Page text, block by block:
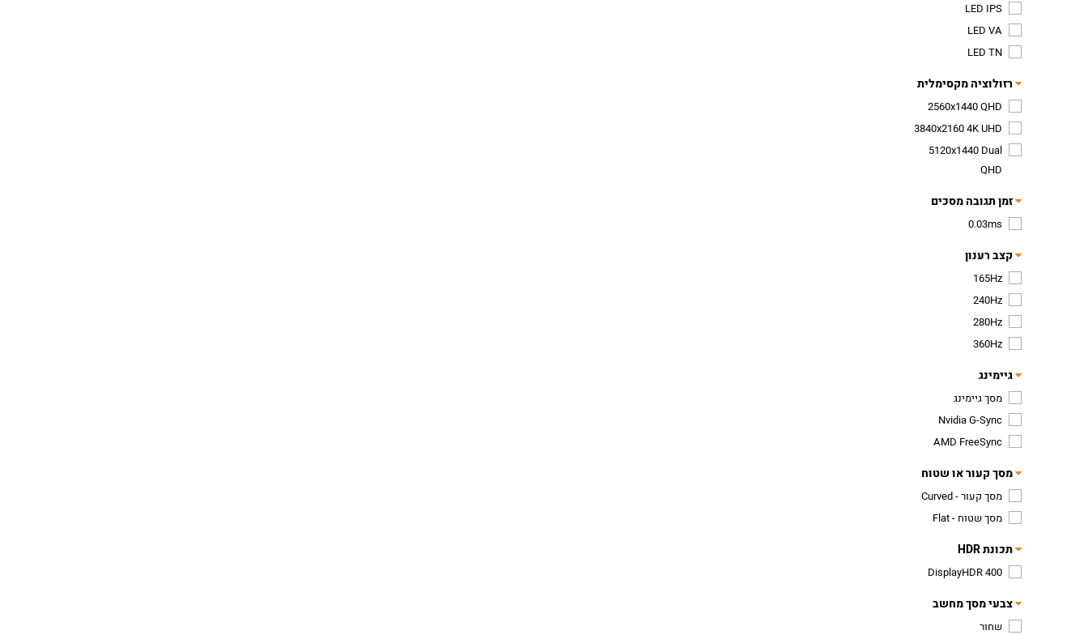
LED IPS
LED VA
LED TN
רזולוציה מקסימלית
2560x1440 QHD
3840x2160 4K UHD
5120x1440 Dual
QHD
זמן תגובה מסכים
0.03ms
קצב רענון
165Hz
240Hz
280Hz
360Hz
גיימינג
מסך גיימינג
Nvidia G-Sync
AMD FreeSync
מסך קעור או שטוח
מסך קעור - Curved
מסך שטוח - Flat
תכונת HDR
DisplayHDR 400
צבעי מסך מחשב
שחור